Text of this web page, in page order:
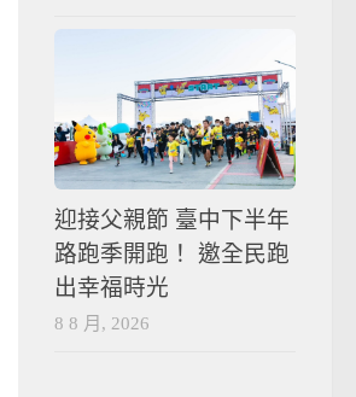
迎接父親節 臺中下半年
路跑季開跑！ 邀全民跑
出幸福時光
8 8 月, 2026